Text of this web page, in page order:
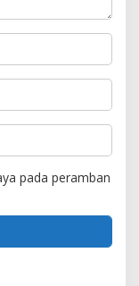
pada peramban